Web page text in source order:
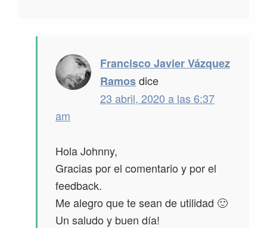
Francisco Javier Vázquez
Ramosdice
23 abril, 2020 a las 6:37
am
Hola Johnny,
Gracias por el comentario y por el
feedback.
Me alegro que te sean de utilidad 🙂
Un saludo y buen día!